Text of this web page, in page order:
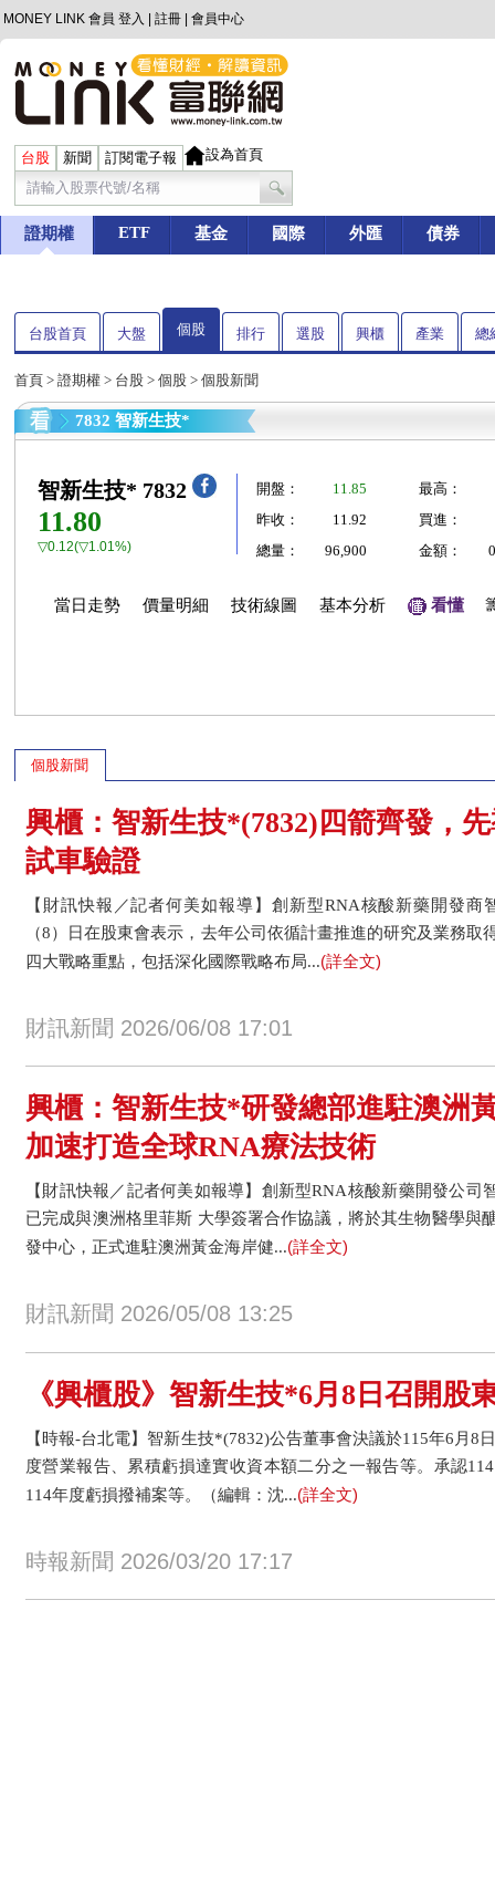
MONEY LINK 會員 登入 註冊 會員中心
台股 新聞 訂閱電子報 設為首頁
證期權 ETF 基金 國際 外匯 債券
台股首頁 大盤 個股 排行 選股 興櫃 產業 總
首頁 > 證期權 > 台股 > 個股 > 個股新聞
7832 智新生技*
智新生技* 7832
11.80
▽0.12(▽1.01%)
開盤： 11.85
最高：
昨收：
11.92
買進：
總量：
96,900 金額：
當日走勢 價量明細 技術線圖 基本分析 看懂
個股新聞
興櫃：智新生技*(7832)四箭齊發，
試車驗證
【財訊快報／記者何美如報導】創新型RNA核酸新藥開發商
（8）日在股東會表示，去年公司依循計畫推進的研究及業務
四大戰略重點，包括深化國際戰略布局...(詳全文)
財訊新聞 2026/06/08 17:01
興櫃：智新生技*研發總部進駐澳洲
加速打造全球RNA療法技術
【財訊快報／記者何美如報導】創新型RNA核酸新藥開發公司
已完成與澳洲格里菲斯 大學簽署合作協議，將於其生物醫學與
發中心，正式進駐澳洲黃金海岸健...(詳全文)
財訊新聞 2026/05/08 13:25
《興櫃股》智新生技*6月8日召開股
【時報-台北電】智新生技*(7832)公告董事會決議於115年6月8
度營業報告、累積虧損達實收資本額二分之一報告等。承認
114年度虧損撥補案等。（編輯：沈...(詳全文)
時報新聞 2026/03/20 17:17